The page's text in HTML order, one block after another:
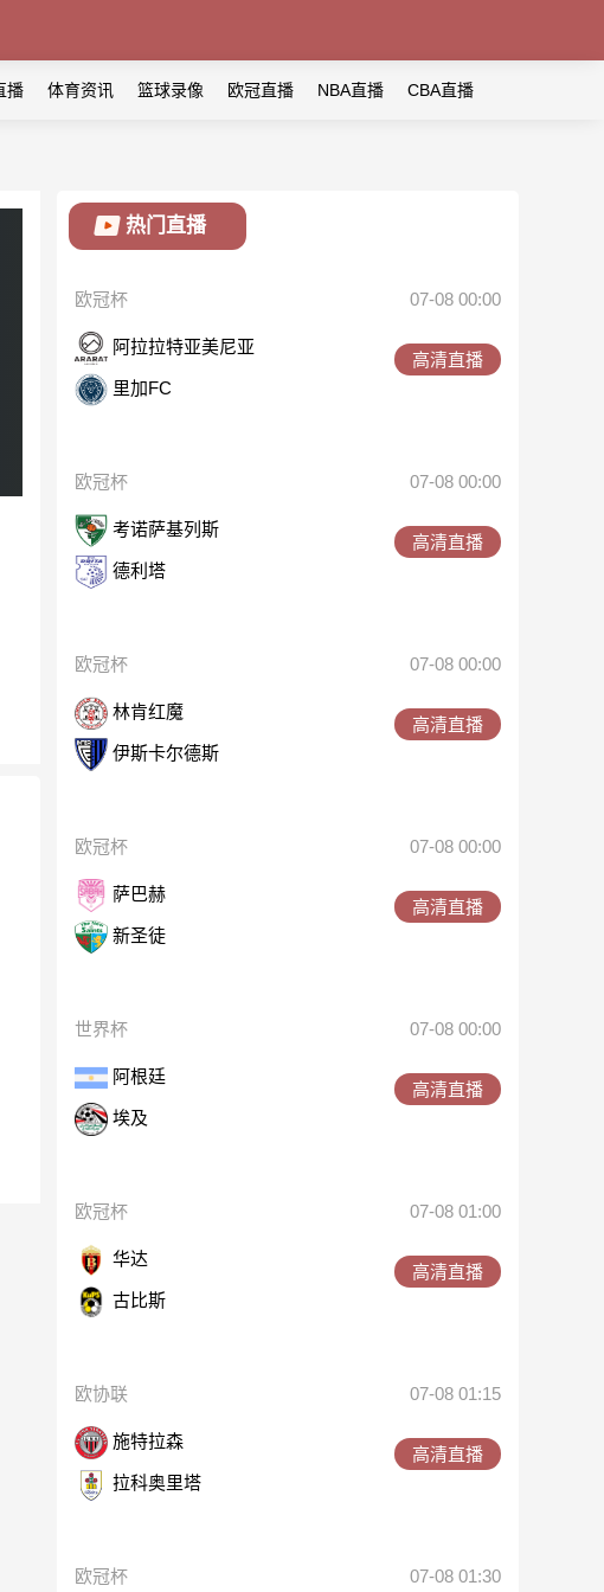
播 体育资讯 篮球录像 欧冠直播 NBA直播 CBA直播
热门直播
欧冠杯 07-08 00:00
阿拉拉特亚美尼亚
里加FC
高清直播
欧冠杯 07-08 00:00
考诺萨基列斯
德利塔
高清直播
欧冠杯 07-08 00:00
林肯红魔
伊斯卡尔德斯
高清直播
欧冠杯 07-08 00:00
萨巴赫
新圣徒
高清直播
世界杯 07-08 00:00
阿根廷
埃及
高清直播
欧冠杯 07-08 01:00
华达
古比斯
高清直播
欧协联 07-08 01:15
施特拉森
拉科奥里塔
高清直播
欧冠杯 07-08 01:30